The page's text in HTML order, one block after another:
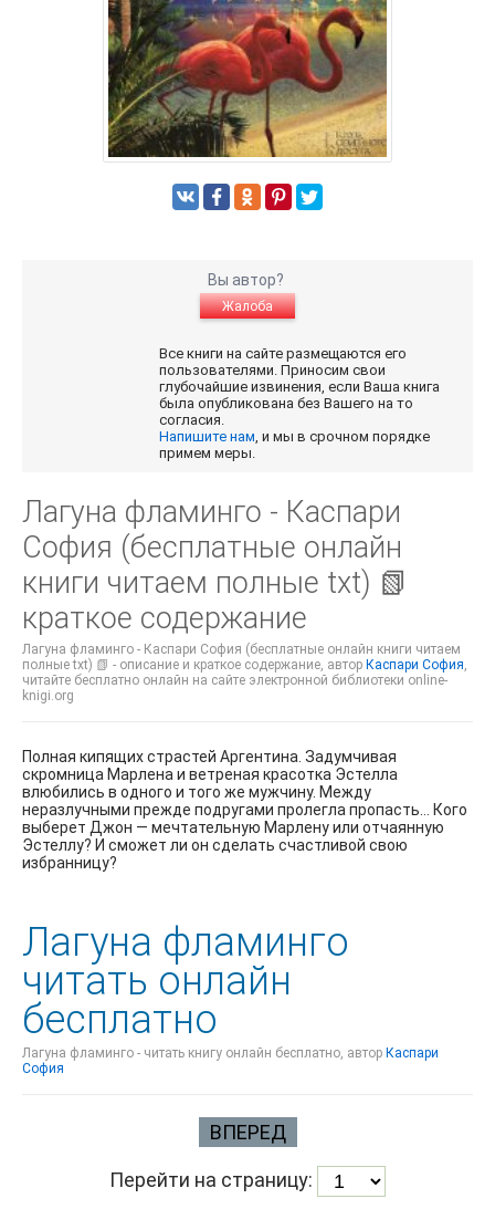
Вы автор?
Жалоба
Все книги на сайте размещаются его
пользователями. Приносим свои
глубочайшие извинения, если Ваша книга
была опубликована без Вашего на то
согласия.
Напишите нам, и мы в срочном порядке
примем меры.
Лагуна фламинго - Каспари
София (бесплатные онлайн
книги читаем полные txt) 📗
краткое содержание
Лагуна фламинго - Каспари София (бесплатные онлайн книги читаем
полные txt) 📗 - описание и краткое содержание, автор Каспари София,
читайте бесплатно онлайн на сайте электронной библиотеки online-
knigi.org
Полная кипящих страстей Аргентина. Задумчивая
скромница Марлена и ветреная красотка Эстелла
влюбились в одного и того же мужчину. Между
неразлучными прежде подругами пролегла пропасть… Кого
выберет Джон — мечтательную Марлену или отчаянную
Эстеллу? И сможет ли он сделать счастливой свою
избранницу?
Лагуна фламинго
читать онлайн
бесплатно
Лагуна фламинго - читать книгу онлайн бесплатно, автор Каспари
София
ВПЕРЕД
Перейти на страницу: